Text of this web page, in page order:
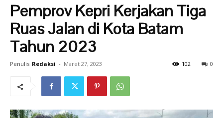
Pemprov Kepri Kerjakan Tiga
Ruas Jalan di Kota Batam
Tahun 2023
Penulis Redaksi - Maret 27, 2023 0
102